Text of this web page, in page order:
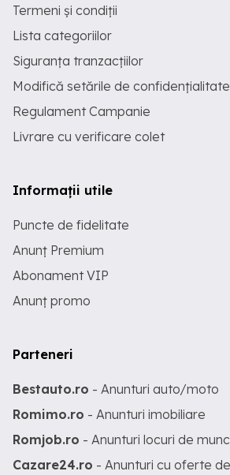
Termeni și condiții
Lista categoriilor
Siguranța tranzacțiilor
Modifică setările de confidențialitate
Regulament Campanie
Livrare cu verificare colet
Informații utile
Puncte de fidelitate
Anunț Premium
Abonament VIP
Anunț promo
Parteneri
Bestauto.ro - Anunturi auto/moto
Romimo.ro - Anunturi imobiliare
Romjob.ro - Anunturi locuri de
Cazare24.ro - Anunturi cu oferte